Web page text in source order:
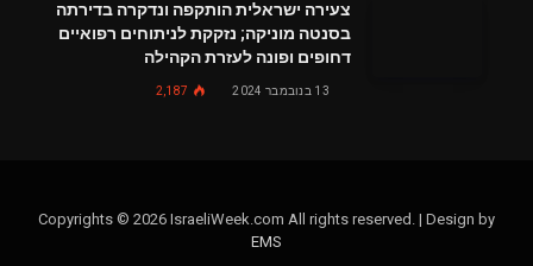
צעירה ישראלית הותקפה ונדקרה בדירתה
בסנטה מוניקה; נזקקת לניתוחים רפואיים
דחופים ופונה לעזרת הקהילה
13 בנובמבר 2024 2,187
Copyrights © 2026 IsraeliWeek.com All rights reserved. | Design by
EMS